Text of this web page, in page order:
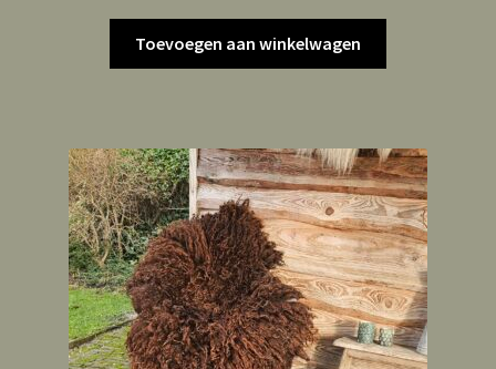
Toevoegen aan winkelwagen